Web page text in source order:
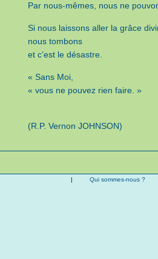
Par nous-mêmes, nous ne
Si nous laissons aller la grâce
nous tombons
et c’est le désastre.
« Sans Moi,
« vous ne pouvez rien faire. »
(R.P. Vernon JOHNSON)
| Qui sommes-nous ?